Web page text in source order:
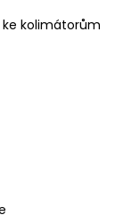
ke kolimátorům